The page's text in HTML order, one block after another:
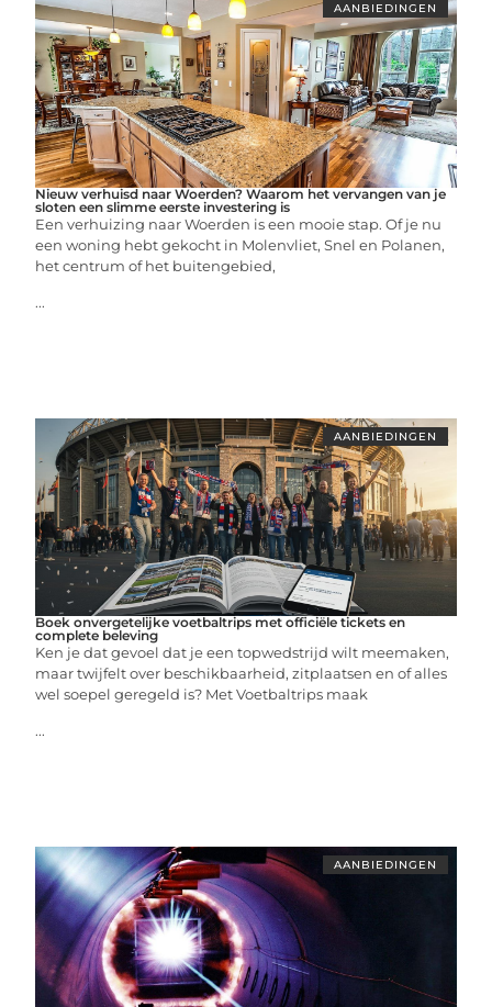
AANBIEDINGEN
Nieuw verhuisd naar Woerden? Waarom het vervangen van je
sloten een slimme eerste investering is
Een verhuizing naar Woerden is een mooie stap. Of je nu
een woning hebt gekocht in Molenvliet, Snel en Polanen,
het centrum of het buitengebied,
...
AANBIEDINGEN
Boek onvergetelijke voetbaltrips met officiële tickets en
complete beleving
Ken je dat gevoel dat je een topwedstrijd wilt meemaken,
maar twijfelt over beschikbaarheid, zitplaatsen en of alles
wel soepel geregeld is? Met Voetbaltrips maak
...
AANBIEDINGEN